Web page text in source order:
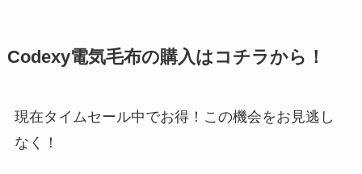
Codexy電気毛布の購入はコチラから！
現在タイムセール中でお得！この機会をお見逃し
なく！